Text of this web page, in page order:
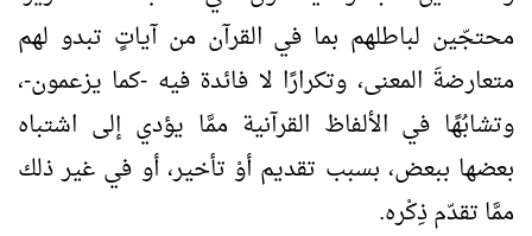
محتجّين لباطلهم بما في القرآن من آياتٍ تبدو لهم
متعارضةَ المعنى، وتكرارًا لا فائدة فيه -كما يزعمون-،
وتشابُهًا في الألفاظ القرآنية ممَّا يؤدي إلى اشتباه
بعضها ببعض، بسبب تقديم أوْ تأخير، أو في غير ذلك
ممَّا تقدّم ذِكْره.